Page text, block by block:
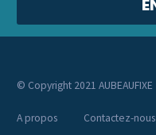
© Copyright 2021 AUBEAUFIXE
A propos Contactez-nous